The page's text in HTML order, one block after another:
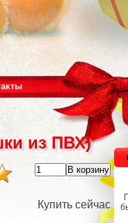
из ПВХ)
Купить сейчас